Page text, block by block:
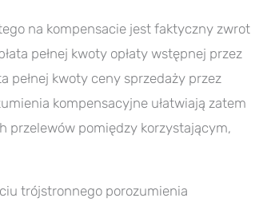
na kompensacie jest faktyczny zwrot
pełnej kwoty opłaty wstępnej przez
pełnej kwoty ceny sprzedaży przez
kompensacyjne ułatwiają zatem
przelewów pomiędzy korzystającym,
trójstronnego porozumienia